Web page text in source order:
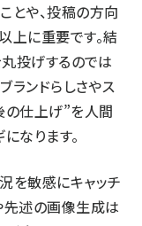
とや、投稿の方向
上に重要です。結
投げするのでは
ランドらしさやス
の仕上げ”を人間
なります。
を敏感にキャッチ
先述の画像生成は